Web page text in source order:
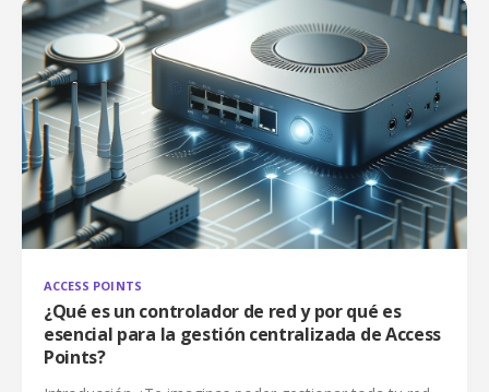
ACCESS POINTS
¿Qué es un controlador de red y por qué es
esencial para la gestión centralizada de Access
Points?